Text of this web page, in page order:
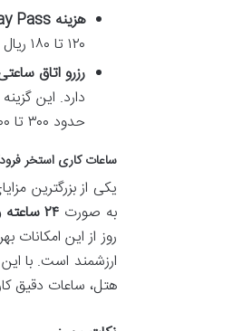
هزینه Day Pass:
۱۲۰ تا ۱۸۰ ریال قطر (حدوداً ۳۵ تا ۵۰ دلار آمریکا) باشد. این هزینه شامل استفاده از حوله و امکانات رختکن نیز می شود.
رزرو اتاق
دارد. این
حدود ۳۰۰ تا ۵۰۰ ریال قطر (حدوداً ۸۰ تا ۱۴۰ دلار آمریکا) برای ۳ ساعت شروع شوند.
ساعات کاری استخر
یکی از بزرگترین
به صورت ۲۴ ساعته و ۷ روز هفته
روز از این امکانات
ارزشمند است. با
هتل، ساعات دقیق